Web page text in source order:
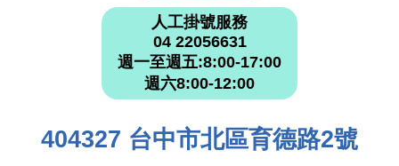
人工掛號服務
04 22056631
週一至週五:8:00-17:00
週六8:00-12:00
404327 台中市北區育德路2號